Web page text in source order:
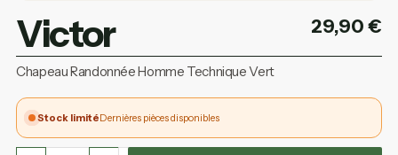
Victor 29,90€
Chapeau Randonnée Homme Technique Vert
Stock limitéDernières pièces disponibles